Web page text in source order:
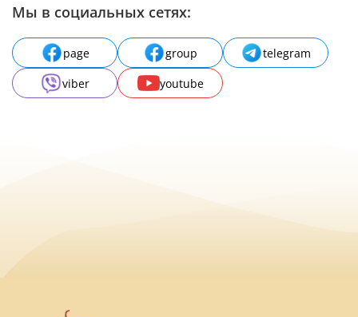
Мы в социальных сетях:
page group
telegram
viber
youtube